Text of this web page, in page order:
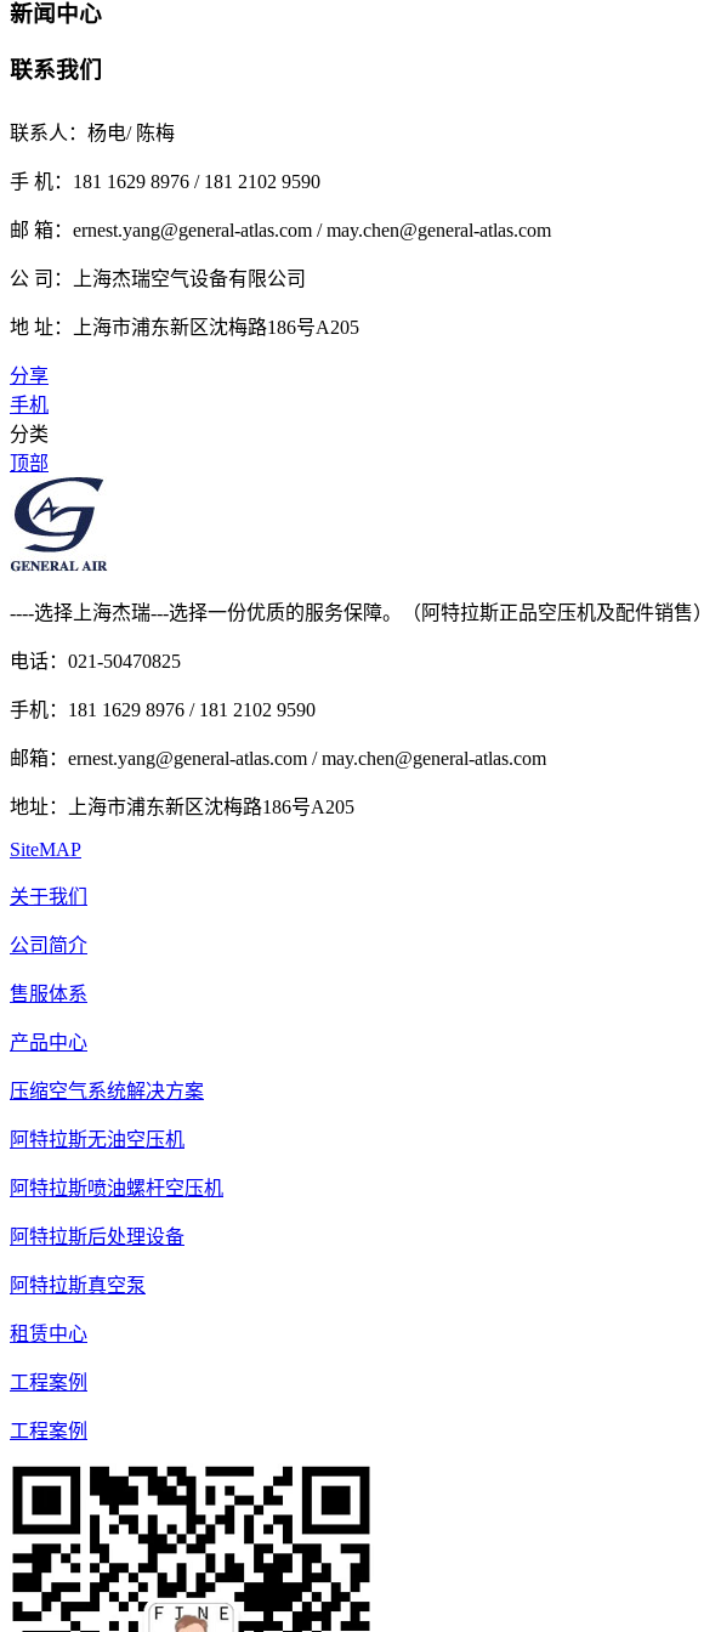
新闻中心
联系我们
联系人：杨电/ 陈梅
手 机：181 1629 8976 / 181 2102 9590
邮 箱：ernest.yang@general-atlas.com / may.chen@general-atlas.com
公 司：上海杰瑞空气设备有限公司
地 址：上海市浦东新区沈梅路186号A205
分享
手机
分类
顶部
----选择上海杰瑞---选择一份优质的服务保障。（阿特拉斯正品空压机及配件销售）
电话：021-50470825
手机：181 1629 8976 / 181 2102 9590
邮箱：ernest.yang@general-atlas.com / may.chen@general-atlas.com
地址：上海市浦东新区沈梅路186号A205
SiteMAP
关于我们
公司简介
售服体系
产品中心
压缩空气系统解决方案
阿特拉斯无油空压机
阿特拉斯喷油螺杆空压机
阿特拉斯后处理设备
阿特拉斯真空泵
租赁中心
工程案例
工程案例